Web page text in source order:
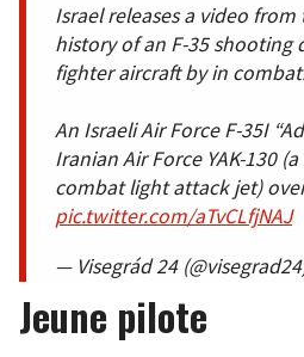
Israel releases a video
history of an F-35 shooting
fighter aircraft by in
An Israeli Air Force F-35I
Iranian Air Force YAK-130
combat light attack jet)
pic.twitter.com/aTvCLfjNAJ
— Visegrád 24
Jeune pilote